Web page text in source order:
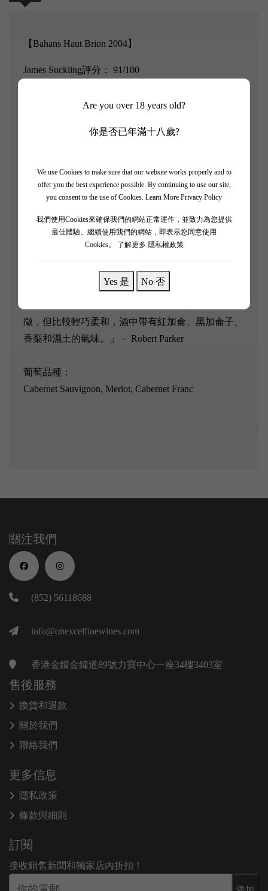
Are you over 18 years old?
你是否已年滿十八歲?
We use Cookies to make sure that our website works properly and to
offer you the best experience possible. By continuing to use our site,
you consent to the use of Cookies. Learn More Privacy Policy
我們使用Cookies來確保我們的網站正常運作，並致力為您提供
最佳體驗。繼續使用我們的網站，即表示您同意使用
Cookies。
了解更多 隱私權政策
Yes 是 No 否
【Bahans Haut Brion 2004】
James Suckling評分： 91/100
Chateau Bahans Haut Brion 是一款來自法國波爾多產
奧比安的副牌酒。2007年，為了紀念帝龍家族於1935
Clarence de Haut-Brion紅葡萄酒。該酒口感豐富，帶
有層層香料、雪茄和黑莓的風味，風格濃郁，擁有極
佳的陳年潛力。Chateau Haut Brion是一座極具傳奇色
彩的酒莊：它是波爾多61個列級名莊中唯一一個不在
Medoc的酒莊，也是波爾多唯一一個以紅、白葡萄酒
名莊中規模最小的酒莊，但卻最早成名。
徵，但比較輕巧柔和，酒中帶有紅加侖、黑加侖子、
香梨和濕土的氣味。」－ Robert Parker
葡萄品種：
Cabernet Sauvignon, Merlot, Cabernet Franc
關注我們
(852) 56118688
info@onexcelfinewines.com
香港金鐘金鐘道89號力寶中心一座34樓3403室
售後服務
換貨和退款
關於我們
聯絡我們
更多信息
隱私政策
條款與細則
訂閱
接收銷售新聞和獨家店內折扣！
添加